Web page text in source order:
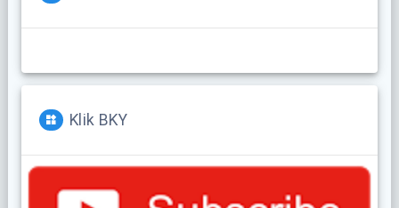
Klik BKY